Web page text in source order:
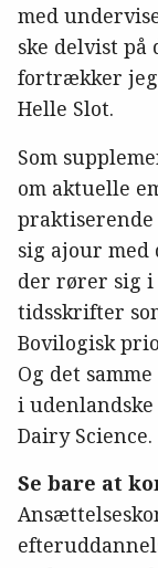
med
ske delvist på
fortrækker jeg
Helle Slot.
Som
om aktuelle
sig ajour med
der rører sig
tidsskrifter
Bovilogisk
Og det
i
Dairy Science.
Se bare at